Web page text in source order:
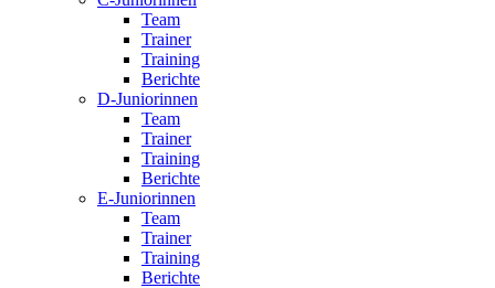
Team
Trainer
Training
Berichte
D-Juniorinnen
Team
Trainer
Training
Berichte
E-Juniorinnen
Team
Trainer
Training
Berichte